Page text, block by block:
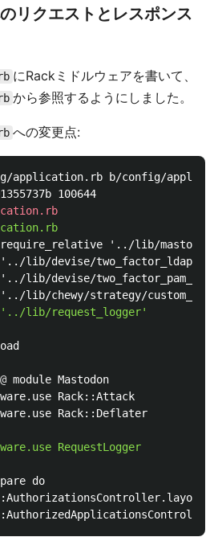
リクエストとレスポンス
にRackミドルウェアを書いて、
から参照するようにしました。
への変更点:
b/config/
require_relative '../lib/
lib/devise/
lib/devise/
module Mastodon
Rack::Attack
RequestLogger
do